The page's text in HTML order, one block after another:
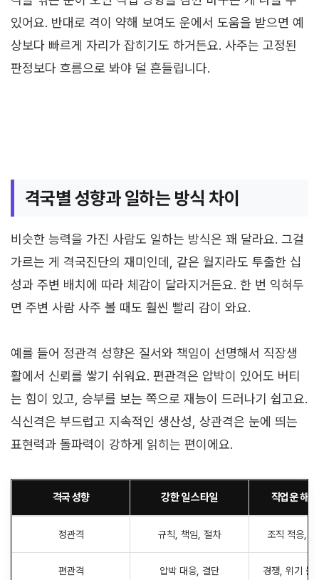
있어요. 반대로 격이 약해 보여도 운에서 도움을 받으면 예
상보다 빠르게 자리가 잡히기도 하거든요. 사주는 고정된
판정보다 흐름으로 봐야 덜 흔들립니다.
격국별 성향과 일하는 방식 차이
비슷한 능력을 가진 사람도 일하는 방식은 꽤 달라요. 그걸
가르는 게 격국진단의 재미인데, 같은 월지라도 투출한 십
성과 주변 배치에 따라 체감이 달라지거든요. 한 번 익혀두
면 주변 사람 사주 볼 때도 훨씬 빨리 감이 와요.
예를 들어 정관격 성향은 질서와 책임이 선명해서 직장생
활에서 신뢰를 쌓기 쉬워요. 편관격은 압박이 있어도 버티
는 힘이 있고, 승부를 보는 쪽으로 재능이 드러나기 쉽고요.
식신격은 부드럽고 지속적인 생산성, 상관격은 눈에 띄는
표현력과 돌파력이 강하게 읽히는 편이에요.
격국 성향 강한 일 스타일 직업운 해
정관격 규칙, 책임, 절차 조직 적응,
편관격 압박 대응, 결단 경쟁, 위기 돌